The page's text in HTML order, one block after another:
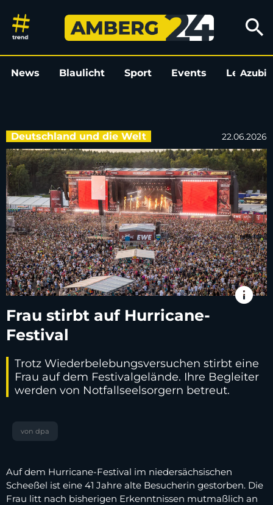
Frau stirbt auf Hurricane-
search
News Blaulicht Sport Events LeoAzubi
Deutschland und die Welt 22.06.2026
info
Frau stirbt auf Hurricane-
Festival
Trotz Wiederbelebungsversuchen stirbt eine
Frau auf dem Festivalgelände. Ihre Begleiter
werden von Notfallseelsorgern betreut.
von dpa
Auf dem Hurricane-Festival im niedersächsischen
Scheeßel ist eine 41 Jahre alte Besucherin gestorben. Die
Frau litt nach bisherigen Erkenntnissen mutmaßlich an